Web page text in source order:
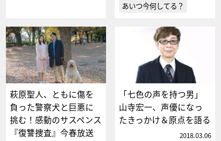
あいつ今何してる？
萩原聖人、ともに傷を
負った警察犬と巨悪に
挑む！感動のサスペンス
『復讐捜査』今春放送
「七色の声を持つ男」
山寺宏一、声優になっ
たきっかけ＆原点を語る
2018.03.06